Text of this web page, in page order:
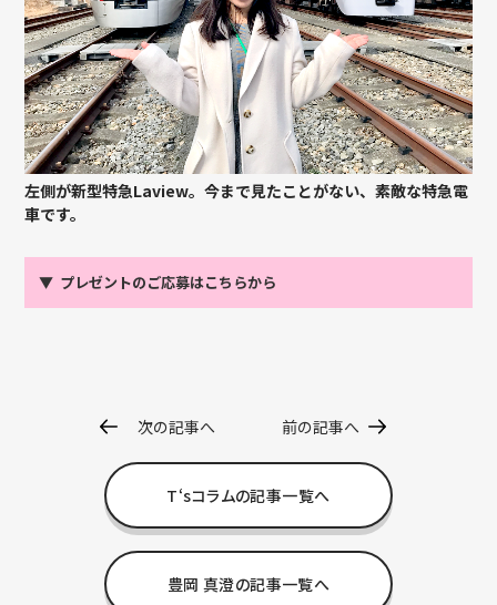
左側が新型特急Laview。今まで見たことがない、素敵な特急電
車です。
▼ プレゼントのご応募はこちらから
次の記事へ 前の記事へ
T‘sコラムの記事一覧へ
豊岡 真澄の記事一覧へ